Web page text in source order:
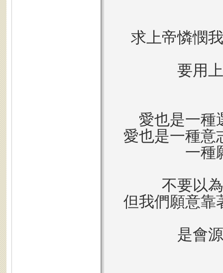
求上帝憐憫
要用
愛也是一種
愛也是一種意
一種
不要以
但我們願意靠
是會